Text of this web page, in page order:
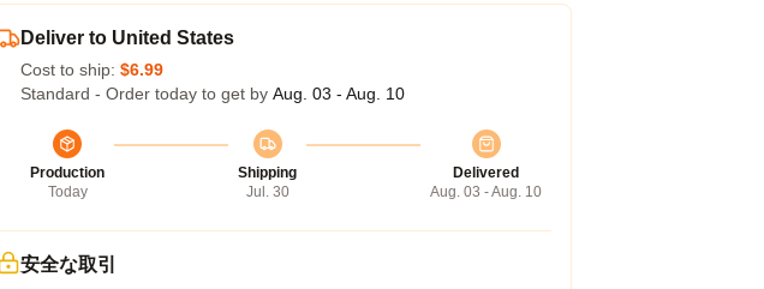
Deliver to United States
Cost to ship: $6.99
Standard - Order today to get by Aug. 03 - Aug. 10
Production
Today
Shipping
Jul. 30
Delivered
Aug. 03 - Aug. 10
安全な取引